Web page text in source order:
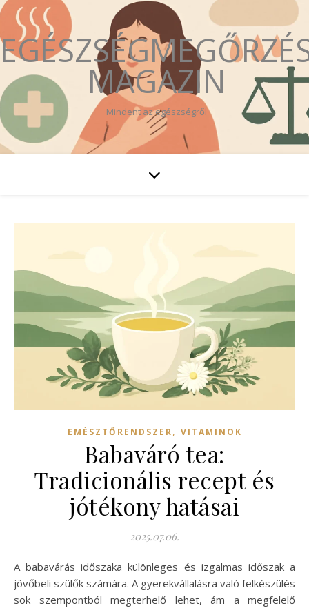
MAGAZIN
Mindent az egészségről
EMÉSZTŐRENDSZER, VITAMINOK
Babaváró tea:
Tradicionális recept és
jótékony hatásai
2025.07.06.
A babavárás időszaka különleges és izgalmas időszak a
jövőbeli szülők számára. A gyerekvállalásra való felkészülés
sok szempontból megterhelő lehet, ám a megfelelő